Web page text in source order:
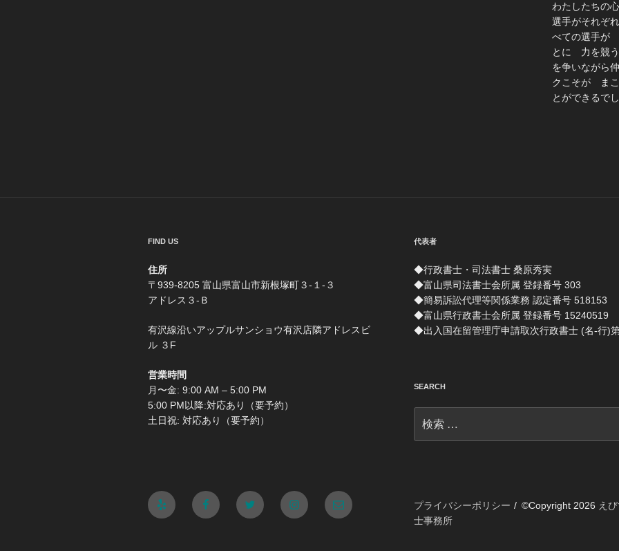
わたしたちの
選手がそれぞ
べての選手が
とに 力を競う
を争いながら
クこそが まこ
とができるで
FIND US
住所
〒939-8205 富山県富山市新根塚町３-１-３
アドレス３-Ｂ
有沢線沿いアップルサンショウ有沢店隣アドレスビ
ル ３F
営業時間
月〜金: 9:00 AM – 5:00 PM
5:00 PM以降:対応あり（要予約）
土日祝: 対応あり（要予約）
代表者
◆行政書士・司法書士 桑原秀実
◆富山県司法書士会所属 登録番号 303
◆簡易訴訟代理等関係業務 認定番号 518153
◆富山県行政書士会所属 登録番号 15240519
◆出入国在留管理庁申請取次行政書士 (名-行)
SEARCH
索:
Yelp FacebookTwitter Instagram
メ
プライバシーポリシー ©Copyright 2026 え
士事務所